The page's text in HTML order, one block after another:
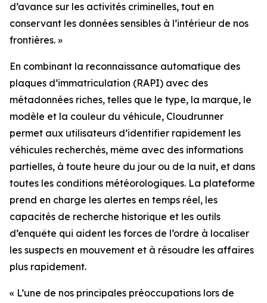
d’avance sur les activités criminelles, tout en
conservant les données sensibles à l’intérieur de nos
frontières. »
En combinant la reconnaissance automatique des
plaques d’immatriculation (RAPI) avec des
métadonnées riches, telles que le type, la marque, le
modèle et la couleur du véhicule, Cloudrunner
permet aux utilisateurs d’identifier rapidement les
véhicules recherchés, même avec des informations
partielles, à toute heure du jour ou de la nuit, et dans
toutes les conditions météorologiques. La plateforme
prend en charge les alertes en temps réel, les
capacités de recherche historique et les outils
d’enquête qui aident les forces de l’ordre à localiser
les suspects en mouvement et à résoudre les affaires
plus rapidement.
« L’une de nos principales préoccupations lors de